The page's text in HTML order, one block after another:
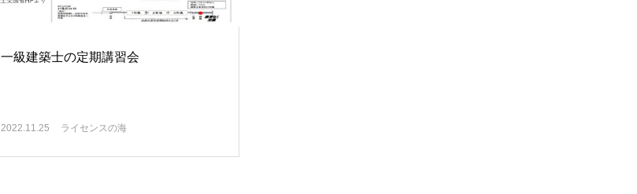
一級建築士の定期講習会
2022.11.25 ライセンスの海